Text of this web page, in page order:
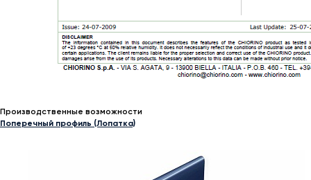
Производственные возможности
Поперечный профиль (Лопатка)